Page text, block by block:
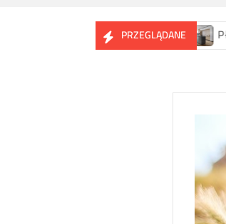
PRZEGLĄDANE
wybory wnętrzarskie Płytki NOHO